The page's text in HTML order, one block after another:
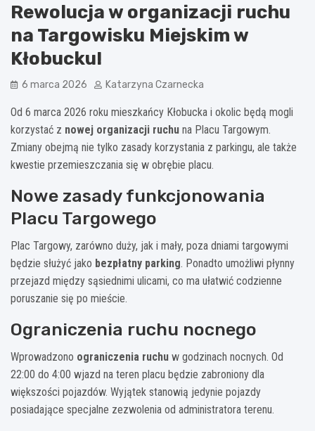
Rewolucja w organizacji ruchu
na Targowisku Miejskim w
Kłobucku!
6 marca 2026 Katarzyna Czarnecka
Od 6 marca 2026 roku mieszkańcy Kłobucka i okolic będą mogli
korzystać z nowej organizacji ruchu na Placu Targowym.
Zmiany obejmą nie tylko zasady korzystania z parkingu, ale także
kwestie przemieszczania się w obrębie placu.
Nowe zasady funkcjonowania
Placu Targowego
Plac Targowy, zarówno duży, jak i mały, poza dniami targowymi
będzie służyć jako bezpłatny parking. Ponadto umożliwi płynny
przejazd między sąsiednimi ulicami, co ma ułatwić codzienne
poruszanie się po mieście.
Ograniczenia ruchu nocnego
Wprowadzono ograniczenia ruchu w godzinach nocnych. Od
22:00 do 4:00 wjazd na teren placu będzie zabroniony dla
większości pojazdów. Wyjątek stanowią jedynie pojazdy
posiadające specjalne zezwolenia od administratora terenu.